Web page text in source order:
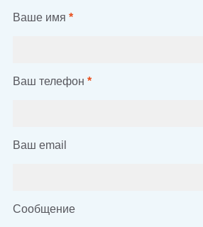
Ваше имя *
Ваш телефон *
Ваш email
Сообщение